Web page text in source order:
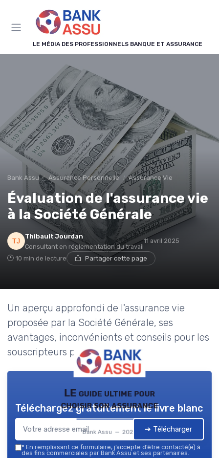
LE MÉDIA DES PROFESSIONNELS BANQUE ET ASSURANCE
Bank Assu Assurance Personnelle Assurance Vie
Évaluation de l'assurance vie
à la Société Générale
Thibault Jourdan
Consultant en réglementation du travail
11 avril 2025
10 min de lecture Partager cette page
Un aperçu approfondi de l'assurance vie
proposée par la Société Générale, ses
avantages, inconvénients et conseils pour les
souscripteurs potentiels.
LE guide ultime pour
choisir son assurance
Bank Assu — 2026
Téléchargez gratuitement le livre blanc
➔ Télécharger
* En remplissant ce formulaire, j’accepte d’être contacté(e) à
des fins commerciales par Bank Assu et ses partenaires.